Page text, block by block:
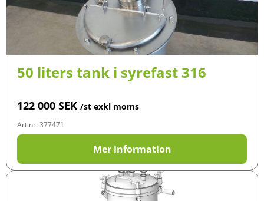
50 liters tank i syrefast 316
122 000 SEK /st exkl moms
Art.nr: 377471
Mer information